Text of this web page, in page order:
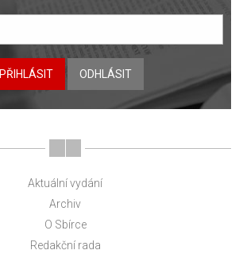
PŘIHLÁSIT ODHLÁSIT
Aktuální vydání
Archiv
O Sbírce
Redakční rada